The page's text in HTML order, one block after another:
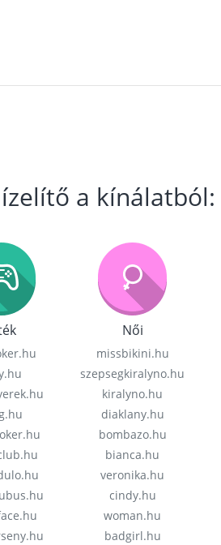
ízelítő a kínálatból:
Női
missbikini.hu
szepsegkiralyno.hu
kiralyno.hu
diaklany.hu
bombazo.hu
bianca.hu
veronika.hu
cindy.hu
woman.hu
badgirl.hu